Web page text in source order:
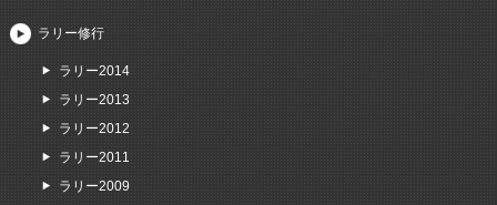
ラリー修行
ラリー2014
ラリー2013
ラリー2012
ラリー2011
ラリー2009